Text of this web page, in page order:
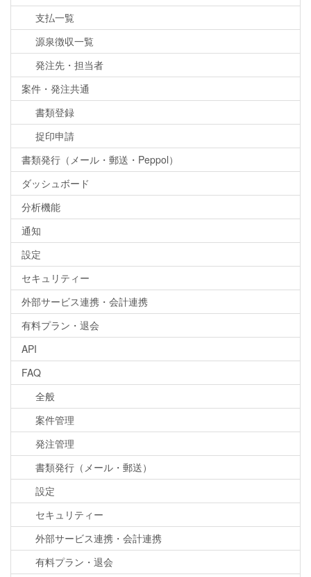
支払一覧
源泉徴収一覧
発注先・担当者
案件・発注共通
書類登録
捉印申請
書類発行（メール・郵送・Peppol）
ダッシュボード
分析機能
通知
設定
セキュリティー
外部サービス連携・会計連携
有料プラン・退会
API
FAQ
全般
案件管理
発注管理
書類発行（メール・郵送）
設定
セキュリティー
外部サービス連携・会計連携
有料プラン・退会